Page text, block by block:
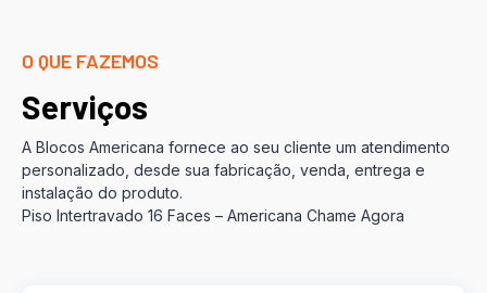
O QUE FAZEMOS
Serviços
A Blocos Americana fornece ao seu cliente um atendimento
personalizado, desde sua fabricação, venda, entrega e
instalação do produto.
Piso Intertravado 16 Faces – Americana Chame Agora